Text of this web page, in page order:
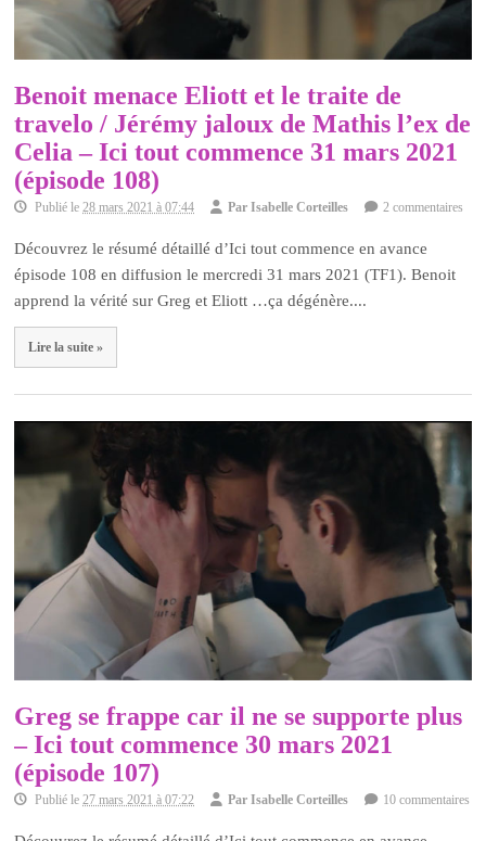
Benoit menace Eliott et le traite de
travelo / Jérémy jaloux de Mathis l’ex de
Celia – Ici tout commence 31 mars 2021
(épisode 108)
Publié le 28 mars 2021 à 07:44 ParIsabelle Corteilles 2 commentaires
Découvrez le résumé détaillé d’Ici tout commence en avance
épisode 108 en diffusion le mercredi 31 mars 2021 (TF1). Benoit
apprend la vérité sur Greg et Eliott …ça dégénère....
Lire la suite »
Greg se frappe car il ne se supporte plus
– Ici tout commence 30 mars 2021
(épisode 107)
Publié le 27 mars 2021 à 07:22 ParIsabelle Corteilles 10 commentaires